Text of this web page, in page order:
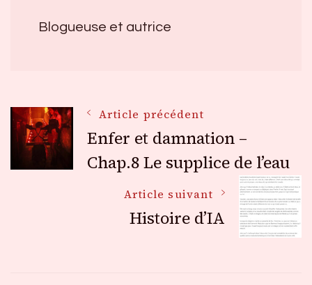
Blogueuse et autrice
Navigation
des
Article précédent
Enfer et damnation –
Chap.8 Le supplice de l’eau
Article suivant
Histoire d’IA